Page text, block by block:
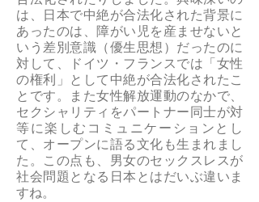
は、日本で中絶が合法化された背景に
あったのは、障がい児を産ませないと
いう差別意識（優生思想）だったのに
対して、ドイツ・フランスでは「女性
の権利」として中絶が合法化されたこ
とです。また女性解放運動のなかで、
セクシャリティをパートナー同士が対
等に楽しむコミュニケーションとし
て、オープンに語る文化も生まれまし
た。この点も、男女のセックスレスが
社会問題となる日本とはだいぶ違いま
すね。